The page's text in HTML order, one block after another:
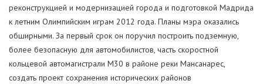
реконструкцией и модернизацией города и подготовкой Мадрида
к летним Олимпийским играм 2012 года. Планы мэра оказались
обширными. За первый срок он поручил построить подземную,
более безопасную для автомобилистов, часть скоростной
кольцевой автомагистрали M30 в районе реки Мансанарес,
создать проект сохранения исторических районов